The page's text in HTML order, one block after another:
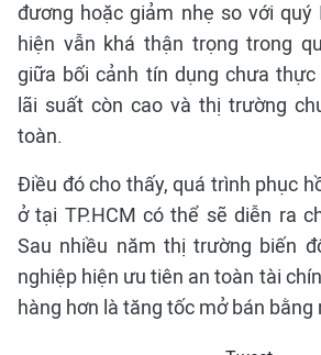
đương hoặc giảm nhẹ so với
hiện vẫn khá thận trọng trong
giữa bối cảnh tín dụng chưa
lãi suất còn cao và thị trường
toàn.
Điều đó cho thấy, quá trình phục
ở tại TP.HCM có thể sẽ diễn ra
Sau nhiều năm thị trường biến
nghiệp hiện ưu tiên an toàn tài
hàng hơn là tăng tốc mở bán bằng